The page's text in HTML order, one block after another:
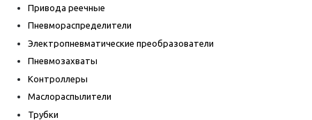
Привода реечные
Пневмораспределители
Электропневматические преобразователи
Пневмозахваты
Контроллеры
Маслораспылители
Трубки